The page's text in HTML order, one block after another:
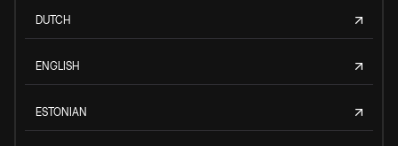
DUTCH
ENGLISH
ESTONIAN